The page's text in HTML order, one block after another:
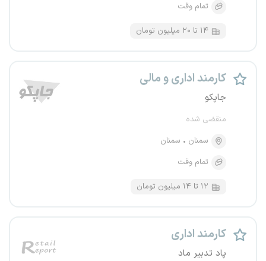
تمام وقت
۱۴ تا ۲۰ میلیون تومان
کارمند اداری و مالی
جاپکو
منقضی شده
سمنان
سمنان
تمام وقت
۱۲ تا ۱۴ میلیون تومان
کارمند اداری
پاد تدبیر ماد